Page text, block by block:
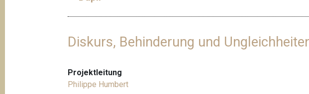
Diskurs, Behinderung und
Projektleitung
Philippe Humbert